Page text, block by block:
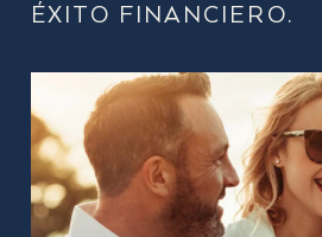
ÉXITO FINANCIERO.